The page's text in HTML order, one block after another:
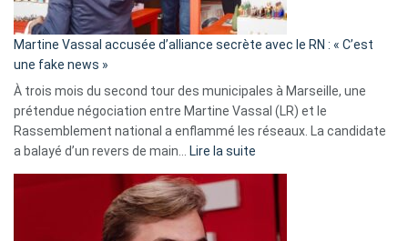
Algérie
Martine Vassal accusée d’alliance secrète avec le RN : « C’est
une fake news »
À trois mois du second tour des municipales à Marseille, une
prétendue négociation entre Martine Vassal (LR) et le
Rassemblement national a enflammé les réseaux. La candidate
a balayé d’un revers de main… Lire la suite
d’alliance